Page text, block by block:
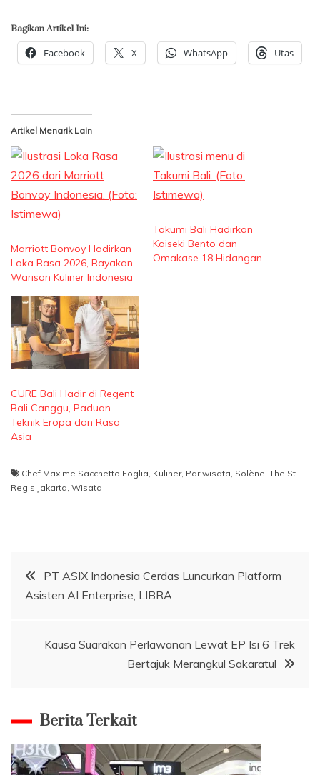
Bagikan Artikel Ini:
Facebook X WhatsApp Utas
Artikel Menarik Lain
Marriott Bonvoy Hadirkan
Loka Rasa 2026, Rayakan
Warisan Kuliner Indonesia
Takumi Bali Hadirkan
Kaiseki Bento dan
Omakase 18 Hidangan
CURE Bali Hadir di Regent
Bali Canggu, Paduan
Teknik Eropa dan Rasa
Asia
Chef Maxime Sacchetto Foglia Kuliner, Pariwisata Solène The St.
Regis Jakarta Wisata
Navigasi
pos
PT ASIX Indonesia Cerdas Luncurkan Platform
Asisten AI Enterprise, LIBRA
Kausa Suarakan Perlawanan Lewat EP Isi 6 Trek
Bertajuk Merangkul Sakaratul
Berita Terkait